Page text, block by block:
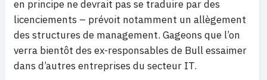
en principe ne devrait pas se traduire par des
licenciements – prévoit notamment un allègement
des structures de management. Gageons que l’on
verra bientôt des ex-responsables de Bull essaimer
dans d’autres entreprises du secteur IT.